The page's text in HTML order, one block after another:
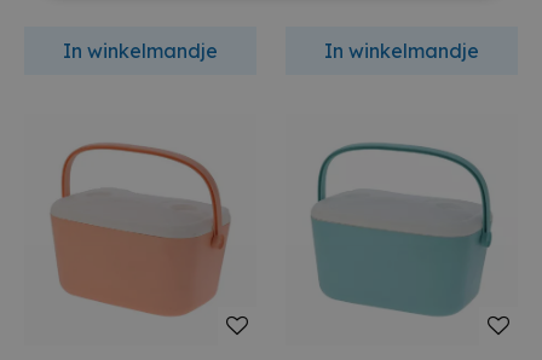
In winkelmandje In winkelmandje